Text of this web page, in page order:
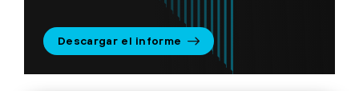
Descargar el informe